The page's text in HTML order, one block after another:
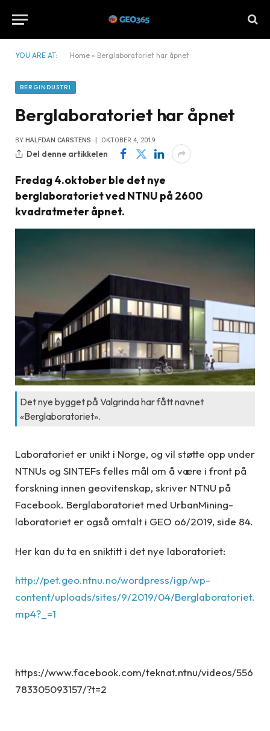
YOU ARE AT: Home » Berglaboratoriet har åpnet
BERGINDUSTRI
Berglaboratoriet har åpnet
BY HALFDAN CARSTENS OKTOBER 4, 2019
Del denne artikkelen
Fredag 4.oktober ble det nye
berglaboratoriet ved NTNU på 2600
kvadratmeter åpnet.
Det nye bygget på Valgrinda har fått navnet
«Berglaboratoriet».
Laboratoriet er unikt i Norge, og vil støtte opp under
NTNUs og SINTEFs felles mål om å være i front på
forskning innen geovitenskap, skriver NTNU på
Facebook. Berglaboratoriet med UrbanMining-
laboratoriet er også omtalt i GEO o6/2019, side 84.
Her kan du ta en sniktitt i det nye laboratoriet:
http://pet.geo.ntnu.no/wordpress/igp/wp-
content/uploads/sites/9/2019/04/Berglaboratoriet.
mp4?_=1
https://www.facebook.com/teknat.ntnu/videos/556
783305093157/?t=2